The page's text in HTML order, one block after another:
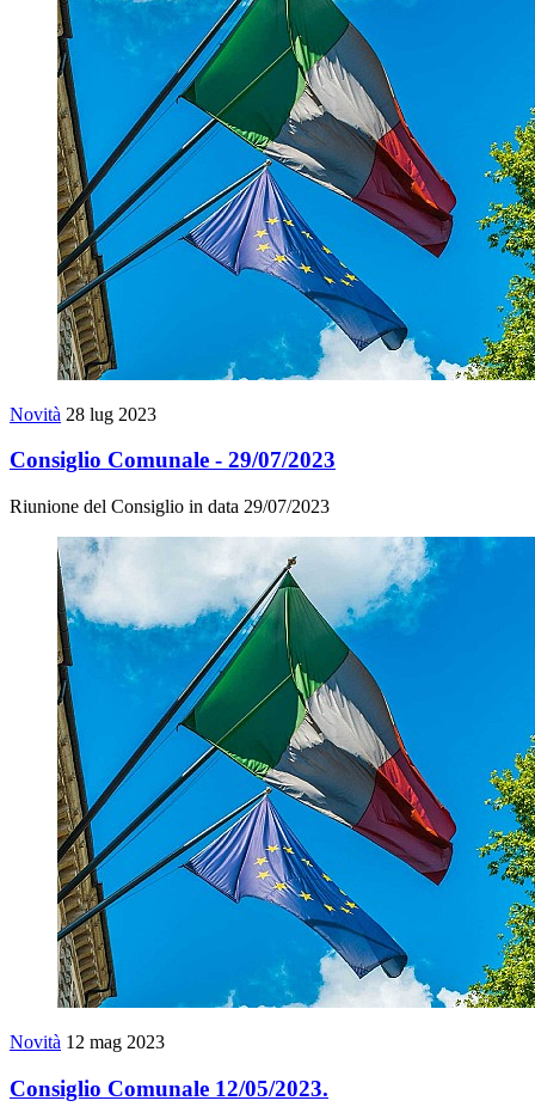
Novità 28 lug 2023
Consiglio Comunale - 29/07/2023
Riunione del Consiglio in data 29/07/2023
Novità 12 mag 2023
Consiglio Comunale 12/05/2023.